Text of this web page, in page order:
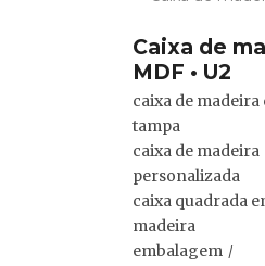
Caixa de
MDF • U2
caixa de madeira
tampa
caixa de madeira
personalizada
caixa quadrada
madeira
embalagem